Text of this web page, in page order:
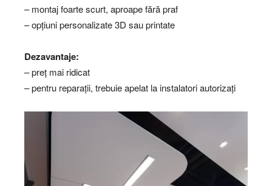
– montaj foarte scurt, aproape fără praf
– opțiuni personalizate 3D sau printate
Dezavantaje:
– preț mai ridicat
– pentru reparații, trebuie apelat la instalatori autorizați